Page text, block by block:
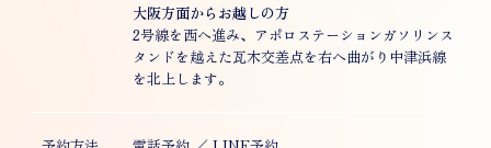
大阪方面からお越しの方
2号線を西へ進み、アポロステーションガソリンス
タンドを越えた瓦木交差点を右へ曲がり中津浜線
を北上します。